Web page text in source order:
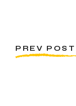
PREV POST